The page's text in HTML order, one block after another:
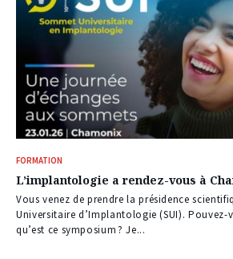
FORMATION
L’implantologie a rendez-vous à
Vous venez de prendre la présidence
Universitaire d’Implantologie (SUI). Pouvez-
qu’est ce symposium ? Je...